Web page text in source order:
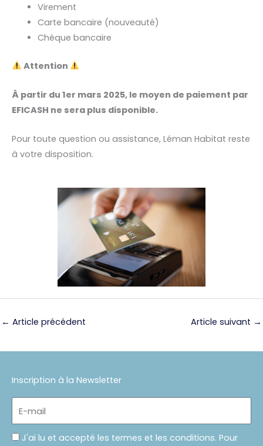
Virement
Carte bancaire (nouveauté)
Chèque bancaire
Attention
À partir du 1er mars 2025, le moyen de paiement par
EFICASH ne sera plus disponible.
Pour toute question ou assistance, Léman Habitat reste
à votre disposition.
← Article précédent Article suivant →
Inscription à la Newsletter
Politique
J'ai lu et accepté les termes et les conditions. Pour